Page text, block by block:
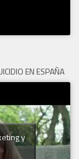
EN ESPAÑA
y